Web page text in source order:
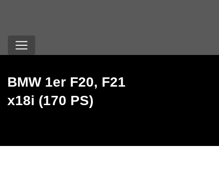
BMW 1er F20, F21
x18i (170 PS)